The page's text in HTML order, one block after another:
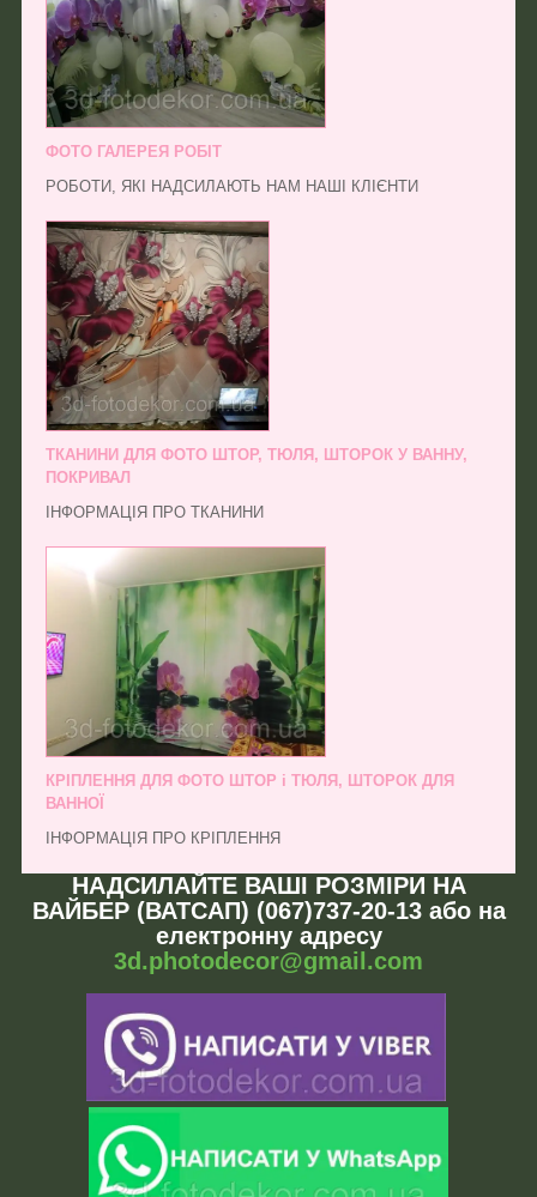
ФОТО ГАЛЕРЕЯ РОБІТ
РОБОТИ, ЯКІ НАДСИЛАЮТЬ НАМ НАШІ КЛІЄНТИ
ТКАНИНИ ДЛЯ ФОТО ШТОР, ТЮЛЯ, ШТОРОК У ВАННУ,
ПОКРИВАЛ
ІНФОРМАЦІЯ ПРО ТКАНИНИ
КРІПЛЕННЯ ДЛЯ ФОТО ШТОР і ТЮЛЯ, ШТОРОК ДЛЯ
ВАННОЇ
ІНФОРМАЦІЯ ПРО КРІПЛЕННЯ
НАДСИЛАЙТЕ ВАШІ РОЗМІРИ НА
ВАЙБЕР (ВАТСАП) (067)737-20-13 або на
електронну адресу
3d.photodecor@gmail.com